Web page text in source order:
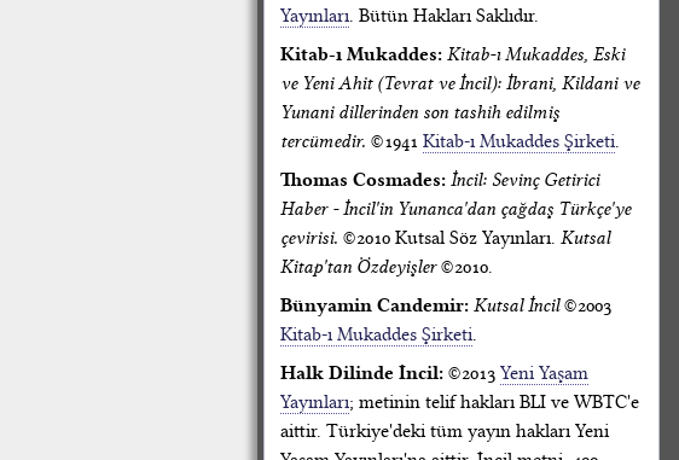
Yayınları. Bütün Hakları Saklıdır.
Kitab-ı Mukaddes: Kitab-ı Mukaddes, Eski
ve Yeni Ahit (Tevrat ve İncil): İbrani, Kildani ve
Yunani dillerinden son tashih edilmiş
tercümedir. ©1941 Kitab-ı Mukaddes Şirketi.
Thomas Cosmades: İncil: Sevinç Getirici
Haber - İncil'in Yunanca'dan çağdaş Türkçe'ye
çevirisi. ©2010 Kutsal Söz Yayınları. Kutsal
Kitap'tan Özdeyişler©2010.
Bünyamin Candemir: Kutsal İncil©2003
Kitab-ı Mukaddes Şirketi.
Halk Dilinde İncil: ©2013 Yeni Yaşam
Yayınları; metinin telif hakları BLI ve WBTC'e
aittir. Türkiye'deki tüm yayın hakları Yeni